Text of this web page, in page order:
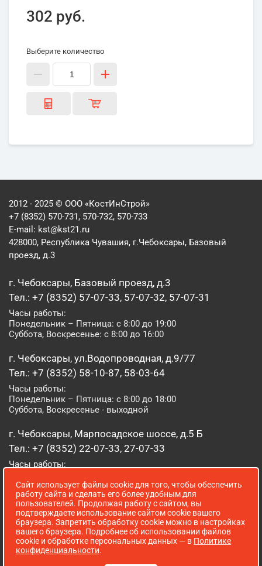
302 руб.
Выберите количество
2012 - 2025 © ООО «КостИнСтрой»
+7 (8352) 570-731, 570-732, 570-733
E-mail: kst@kst21.ru
428000, Республика Чувашия, г.Чебоксары, Базовый
проезд, д.3
г. Чебоксары, Базовый проезд, д.3
Тел.: +7 (8352) 57-07-33, 57-07-32, 57-07-31
Часы работы:
Понедельник – Пятница: с 8:00 до 19:00
Суббота, Воскресенье: с 8:00 до 16:00
г. Чебоксары, ул.Водопроводная, д.9/77
Тел.: +7 (8352) 58-10-87, 58-03-64
Часы работы:
Понедельник – Пятница: с 8:00 до 18:00
Суббота, Воскресенье - выходной
г. Чебоксары, Марпосадское шоссе, д.5 Б
Тел.: +7 (8352) 22-07-33, 27-07-33
Часы работы:
Суббота, Воскресенье: с 8:00 до 16:00
г. Йошкар-Ола, ул. Луначарского, д. 52 А
Тел.: (8362) 41-07-31
Часы работы:
Понедельник – Пятница: с 8:00 до 18:00
Сайт использует файлы cookie для того, чтобы обеспечить
работу сайта и сделать его более удобным для
пользователей. Продолжая работу с сайтом, вы
подтверждаете использование сайтом cookie вашего
браузера. Запретить обработку cookie можно в настройках
вашего браузера. Подробнее об использовании файлов
cookie и обработке персональных данных — в Политике
конфиденциальности.